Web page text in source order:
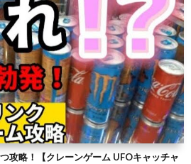
攻略！【クレーンゲーム UFOキャッチャ